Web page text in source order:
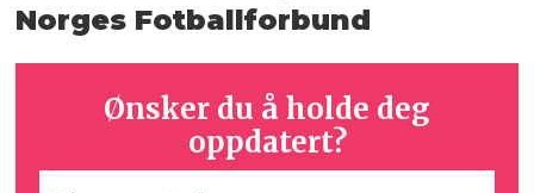
Norges Fotballforbund
Ønsker du å holde deg
oppdatert?